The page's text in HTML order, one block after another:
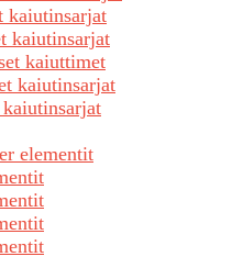
kaiutinsarjat
kaiutinsarjat
kaiuttimet
kaiutinsarjat
elementit